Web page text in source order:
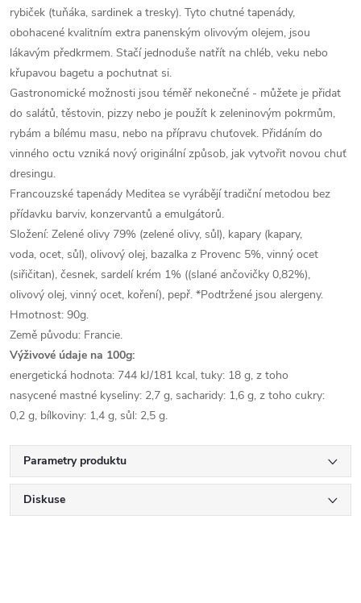
rybiček (tuňáka, sardinek a tresky). Tyto chutné tapenády,
obohacené kvalitním extra panenským olivovým olejem, jsou
lákavým předkrmem. Stačí jednoduše natřít na chléb, veku nebo
křupavou bagetu a pochutnat si.
Gastronomické možnosti jsou téměř nekonečné - můžete je přidat
do salátů, těstovin, pizzy nebo je použít k zeleninovým pokrmům,
rybám a bílému masu, nebo na přípravu chuťovek. Přidáním do
vinného octu vzniká nový originální způsob, jak vytvořit novou chuť
dresingu.
Francouzské tapenády Meditea se vyrábějí tradiční metodou bez
přídavku barviv, konzervantů a emulgátorů.
Složení: Zelené olivy 79% (zelené olivy, sůl), kapary (kapary,
voda, ocet, sůl), olivový olej, bazalka z Provenc 5%, vinný ocet
(siřičitan), česnek, sardelí krém 1% ((slané ančovičky 0,82%),
olivový olej, vinný ocet, koření), pepř. *Podtržené jsou alergeny.
Hmotnost: 90g.
Země původu: Francie.
Výživové údaje na 100g:
energetická hodnota: 744 kJ/181 kcal, tuky: 18 g, z toho
nasycené mastné kyseliny: 2,7 g, sacharidy: 1,6 g, z toho cukry:
0,2 g, bílkoviny: 1,4 g, sůl: 2,5 g.
Parametry produktu
Diskuse